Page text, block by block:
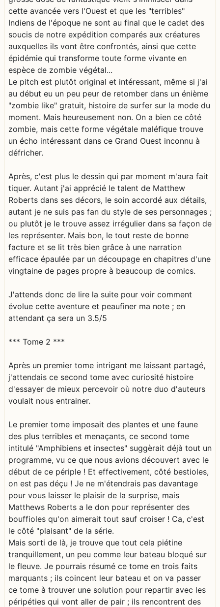
cette avancée vers l'Ouest et que les "terribles"
Indiens de l'époque ne sont au final que le cadet des
soucis de notre expédition comparés aux créatures
auxquelles ils vont être confrontés, ainsi que cette
épidémie qui transforme toute forme vivante en
espèce de zombie végétal...
Le pitch est plutôt original et intéressant, même si j'ai
au début eu un peu peur de retomber dans un énième
"zombie like" gratuit, histoire de surfer sur la mode du
moment. Mais heureusement non. On a bien ce côté
zombie, mais cette forme végétale maléfique trouve
un écho intéressant dans ce Grand Ouest inconnu à
défricher.
Après, c'est plus le dessin qui par moment m'aura fait
tiquer. Autant j'ai apprécié le talent de Matthew
Roberts dans ses décors, le soin accordé aux détails,
autant je ne suis pas fan du style de ses personnages ;
ou plutôt je le trouve assez irrégulier dans sa façon de
les représenter. Mais bon, le tout reste de bonne
facture et se lit très bien grâce à une narration
efficace épaulée par un découpage en chapitres d'une
vingtaine de pages propre à beaucoup de comics.
J'attends donc de lire la suite pour voir comment
évolue cette aventure et peaufiner ma note ; en
attendant ça sera un 3.5/5
*** Tome 2 ***
Après un premier tome intrigant me laissant partagé,
j'attendais ce second tome avec curiosité histoire
d'essayer de mieux percevoir où notre duo d'auteurs
voulait nous entrainer.
Le premier tome imposait des plantes et une faune
des plus terribles et menaçants, ce second tome
intitulé "Amphibiens et insectes" suggèrait déjà tout un
programme, vu ce que nous avions découvert avec le
début de ce périple ! Et effectivement, côté bestioles,
on est pas déçu ! Je ne m'étendrais pas davantage
pour vous laisser le plaisir de la surprise, mais
Matthews Roberts a le don pour représenter des
bouffioles qu'on aimerait tout sauf croiser ! Ca, c'est
le côté "plaisant" de la série.
Mais sorti de là, je trouve que tout cela piétine
tranquillement, un peu comme leur bateau bloqué sur
le fleuve. Je pourrais résumé ce tome en trois faits
marquants ; ils coincent leur bateau et on va passer
ce tome à trouver une solution pour repartir avec les
péripéties qui vont aller de pair ; ils rencontrent des